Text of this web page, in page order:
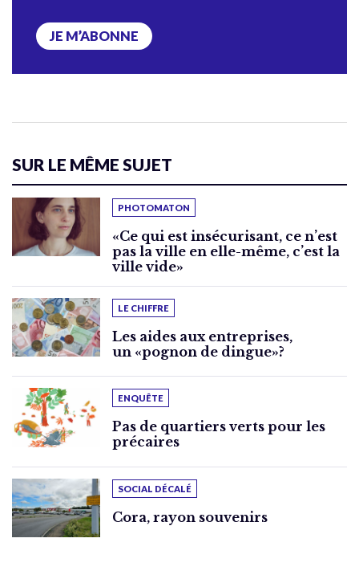
JE M’ABONNE
SUR LE MÊME SUJET
PHOTOMATON
«Ce qui est insécurisant, ce n’est
pas la ville en elle-même, c’est la
ville vide»
LE CHIFFRE
Les aides aux entreprises,
un «pognon de dingue»?
ENQUÊTE
Pas de quartiers verts pour les
précaires
SOCIAL DÉCALÉ
Cora, rayon souvenirs